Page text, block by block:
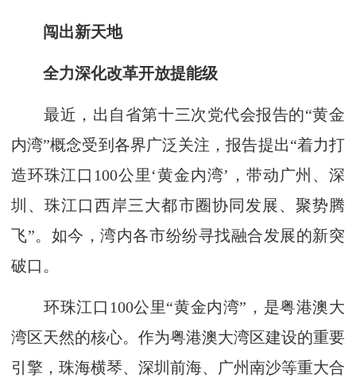
闯出新天地
全力深化改革开放提能级
最近，出自省第十三次党代会报告的“黄金
内湾”概念受到各界广泛关注，报告提出“着力打
造环珠江口100公里‘黄金内湾’，带动广州、深
圳、珠江口西岸三大都市圈协同发展、聚势腾
飞”。如今，湾内各市纷纷寻找融合发展的新突
破口。
环珠江口100公里“黄金内湾”，是粤港澳大
湾区天然的核心。作为粤港澳大湾区建设的重要
引擎，珠海横琴、深圳前海、广州南沙等重大合